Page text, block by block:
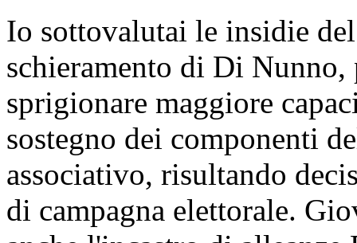
Io sottovalutai le insidie
schieramento di Di Nunno,
sprigionare maggiore
sostegno dei componenti
associativo, risultando
di campagna elettorale.